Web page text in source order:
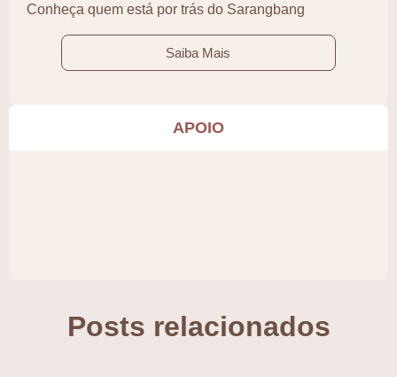
Conheça quem está por trás do Sarangbang
Saiba Mais
APOIO
Posts relacionados